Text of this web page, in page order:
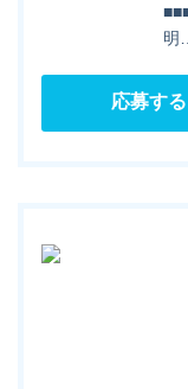
明…
応募する